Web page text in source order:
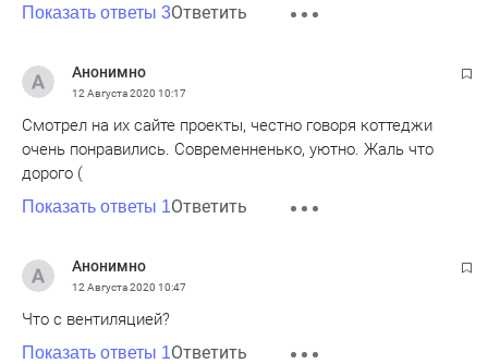
Показать ответы 3Ответить
Анонимно
12 Августа 2020 10:17
Смотрел на их сайте проекты, честно говоря коттеджи
очень понравились. Современненько, уютно. Жаль что
дорого (
Показать ответы 1Ответить
Анонимно
12 Августа 2020 10:47
Что с вентиляцией?
Показать ответы 1Ответить